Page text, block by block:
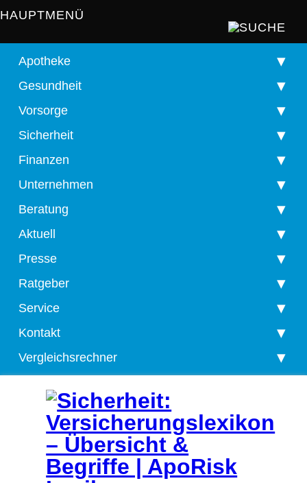
HAUPTMENÜ
Apotheke
Gesundheit
Vorsorge
Sicherheit
Finanzen
Unternehmen
Beratung
Aktuell
Presse
Ratgeber
Service
Kontakt
Vergleichsrechner